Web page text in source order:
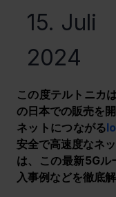
15. Juli
2024
この度テルトニカ
の日本での販売を
ネットにつながる
安全で高速度なネ
は、この最新5G
入事例などを徹底